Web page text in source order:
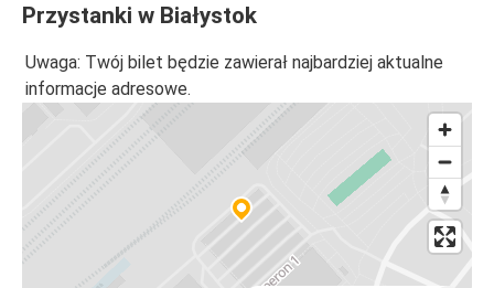
Przystanki w Białystok
Uwaga: Twój bilet będzie zawierał najbardziej aktualne
informacje adresowe.